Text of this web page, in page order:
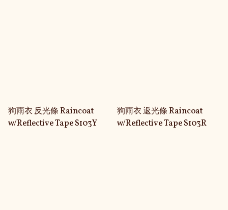
狗雨衣 反光條 Raincoat
w/Reflective Tape S103Y
狗雨衣 返光條 Raincoat
w/Reflective Tape S103R